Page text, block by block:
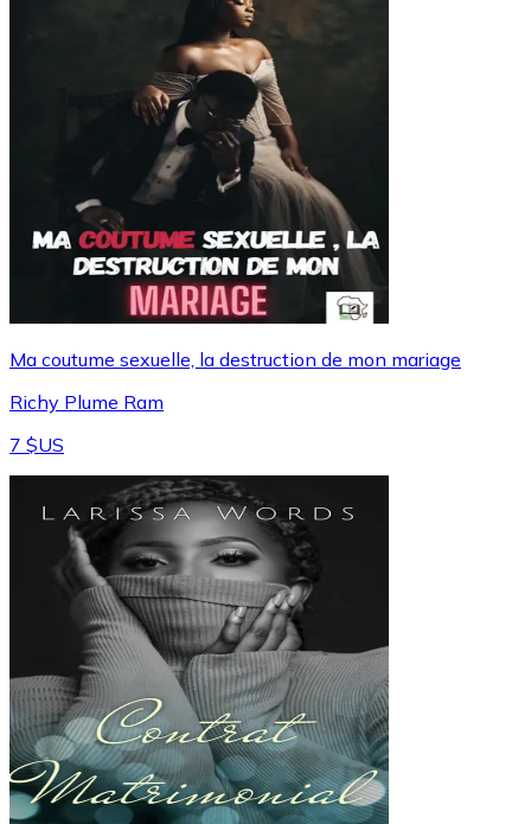
Ma coutume sexuelle, la destruction de mon mariage
Richy Plume Ram
7 $US